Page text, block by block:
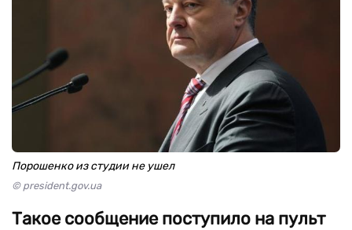
Порошенко из студии не ушел
© president.gov.ua
Такое сообщение поступило на пульт